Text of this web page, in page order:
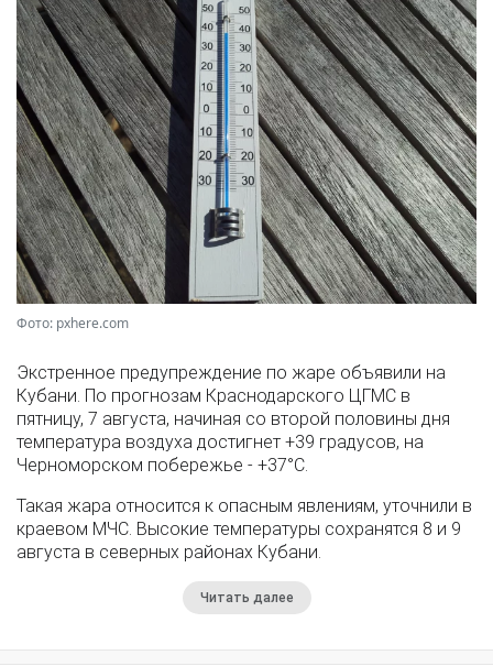
Фото: pxhere.com
Экстренное предупреждение по жаре объявили на
Кубани. По прогнозам Краснодарского ЦГМС в
пятницу, 7 августа, начиная со второй половины дня
температура воздуха достигнет +39 градусов, на
Черноморском побережье - +37°­С.
Такая жара относится к опасным явлениям, уточнили в
краевом МЧС. Высокие температуры сохранятся 8 и 9
августа в северных районах Кубани.
Читать далее